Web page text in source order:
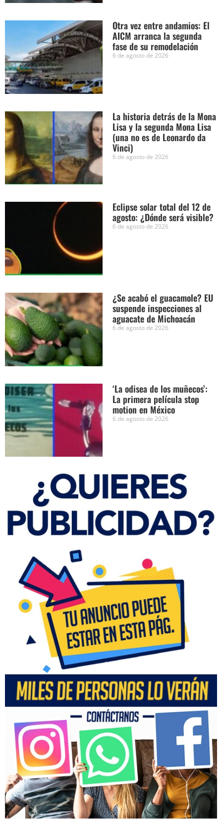
Otra vez entre andamios: El
AICM arranca la segunda
fase de su remodelación
6 de agosto de 2026
La historia detrás de la Mona
Lisa y la segunda Mona Lisa
(una no es de Leonardo da
Vinci)
6 de agosto de 2026
Eclipse solar total del 12 de
agosto: ¿Dónde será visible?
6 de agosto de 2026
¿Se acabó el guacamole? EU
suspende inspecciones al
aguacate de Michoacán
6 de agosto de 2026
‘La odisea de los muñecos’:
La primera película stop
motion en México
6 de agosto de 2026